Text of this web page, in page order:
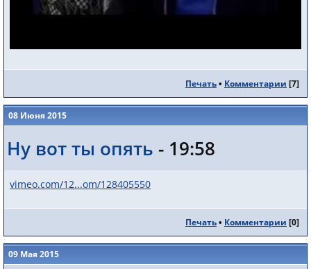
Печать• Комментарии [7]
08 Июня 2015
Ну вот ты опять - 19:58
vimeo.com/12...om/128405550
Печать• Комментарии [0]
09 Мая 2015